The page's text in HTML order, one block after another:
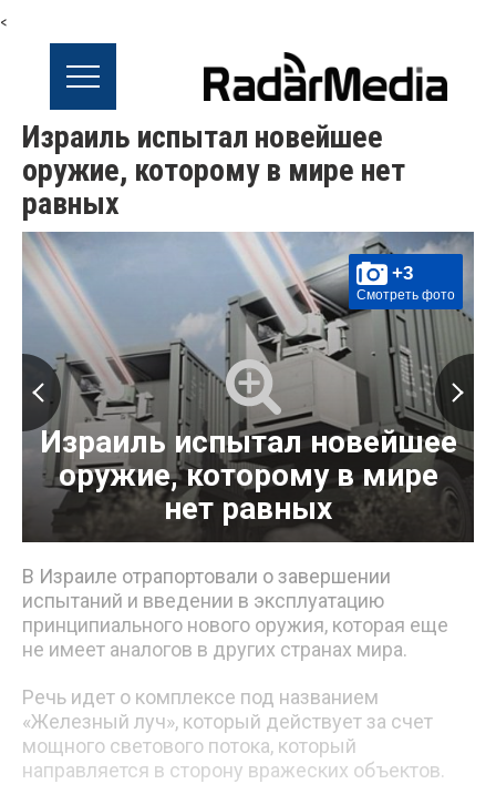
<
Израиль испытал новейшее
оружие, которому в мире нет
равных
+3
Смотреть фото
Израиль испытал новейшее
оружие, которому в мире
нет равных
В Израиле отрапортовали о завершении
испытаний и введении в эксплуатацию
принципиального нового оружия, которая еще
не имеет аналогов в других странах мира.
Речь идет о комплексе под названием
«Железный луч», который действует за счет
мощного светового потока, который
направляется в сторону вражеских объектов.